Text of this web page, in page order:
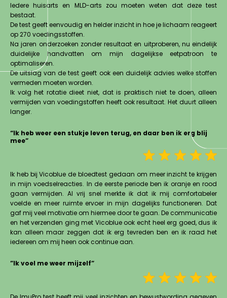
Iedere huisarts en MLD-arts zou moeten weten dat deze test
bestaat.
De test geeft eenvoudig en helder inzicht in hoe je lichaam reageert
op 270 voedingsstoffen.
Na jaren onderzoeken zonder resultaat en uitproberen, nu eindelijk
duidelijke handvatten om mijn dagelijkse eetpatroon te
optimaliseren.
De uitslag van de test geeft ook een duidelijk advies welke stoffen
vermeden moeten worden.
Ik volg het rotatie dieet niet, dat is praktisch niet te doen, alleen
vermijden van voedingstoffen heeft ook resultaat. Het duurt alleen
langer.
“Ik heb weer een stukje leven terug, en daar ben ik erg blij
mee”
Ik heb bij Vicoblue de bloedtest gedaan om meer inzicht te krijgen
in mijn voedselreacties. In de eerste periode ben ik oranje en rood
gaan vermijden. Al vrij snel merkte ik dat ik mij comfortabeler
voelde en meer ruimte ervoer in mijn dagelijks functioneren. Dat
gaf mij veel motivatie om hiermee door te gaan. De communicatie
en het verzenden ging met Vicoblue ook echt heel erg goed, dus ik
kan alleen maar zeggen dat ik erg tevreden ben en ik raad het
iedereen om mij heen ook continue aan.
”Ik voel me weer mijzelf”